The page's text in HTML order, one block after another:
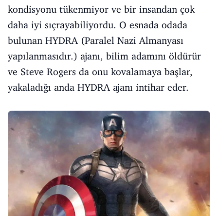
kondisyonu tükenmiyor ve bir insandan çok
daha iyi sıçrayabiliyordu. O esnada odada
bulunan HYDRA (Paralel Nazi Almanyası
yapılanmasıdır.) ajanı, bilim adamını öldürür
ve Steve Rogers da onu kovalamaya başlar,
yakaladığı anda HYDRA ajanı intihar eder.